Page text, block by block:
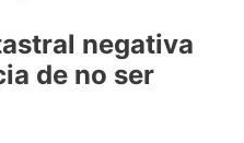
negativa
de no ser